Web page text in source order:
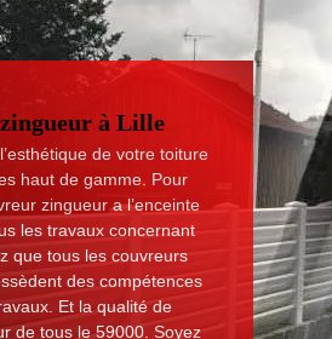
à Lille
de votre toiture
haut de gamme. Pour
zingueur a l’enceinte
les travaux concernant
que tous les couvreurs
des compétences
Et la qualité de
de tous le 59000. Soyez